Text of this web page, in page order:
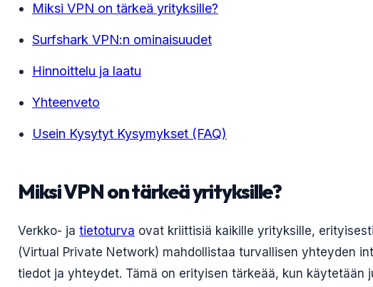
Miksi VPN on tärkeä yrityksille?
Surfshark VPN:n ominaisuudet
Hinnoittelu ja laatu
Yhteenveto
Usein Kysytyt Kysymykset (FAQ)
Miksi VPN on tärkeä yrityksille?
Verkko- ja tietoturva ovat kriittisiä kaikille yrityksille,
(Virtual Private Network) mahdollistaa turvallisen yhteyden
tiedot ja yhteydet. Tämä on erityisen tärkeää, kun käytetään